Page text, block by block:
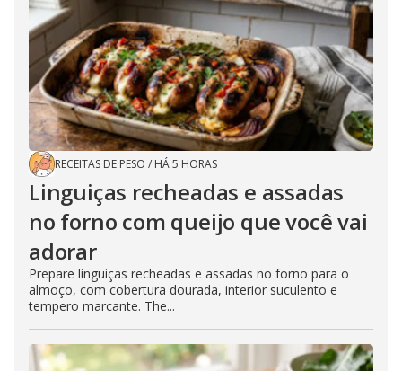
RECEITAS DE PESO / HÁ 5 HORAS
Linguiças recheadas e assadas
no forno com queijo que você vai
adorar
Prepare linguiças recheadas e assadas no forno para o
almoço, com cobertura dourada, interior suculento e
tempero marcante. The...